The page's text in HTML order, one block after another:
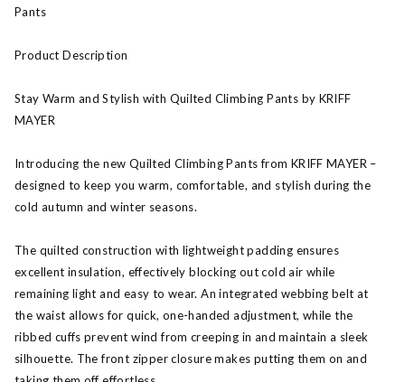
Pants
Product Description
Stay Warm and Stylish with Quilted Climbing Pants by KRIFF
MAYER
Introducing the new Quilted Climbing Pants from KRIFF MAYER –
designed to keep you warm, comfortable, and stylish during the
cold autumn and winter seasons.
The quilted construction with lightweight padding ensures
excellent insulation, effectively blocking out cold air while
remaining light and easy to wear. An integrated webbing belt at
the waist allows for quick, one-handed adjustment, while the
ribbed cuffs prevent wind from creeping in and maintain a sleek
silhouette. The front zipper closure makes putting them on and